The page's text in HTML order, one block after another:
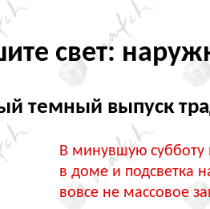
свет:
темный выпуск
В минувшую субботу
в доме и подсветка
вовсе не массовое